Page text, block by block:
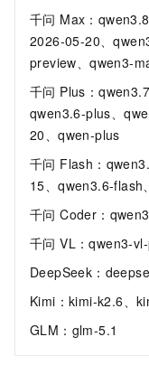
千问 Max：
2026-05-20、
preview、qwen3-
千问 Plus：
qwen3.6-plus、
20、qwen-plus
千问 Flash：
15、qwen3.6-flash
千问 Coder：
千问 VL：qwen3-
DeepSeek：
Kimi：kimi-k2.6、
GLM：glm-5.1